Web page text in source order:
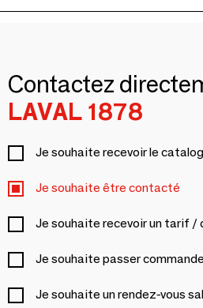
Contactez
LAVAL 1878
Je souhaite recevoir le
Je souhaite être contacté
Je souhaite recevoir un tarif /
Je souhaite passer
Je souhaite un rendez-vous